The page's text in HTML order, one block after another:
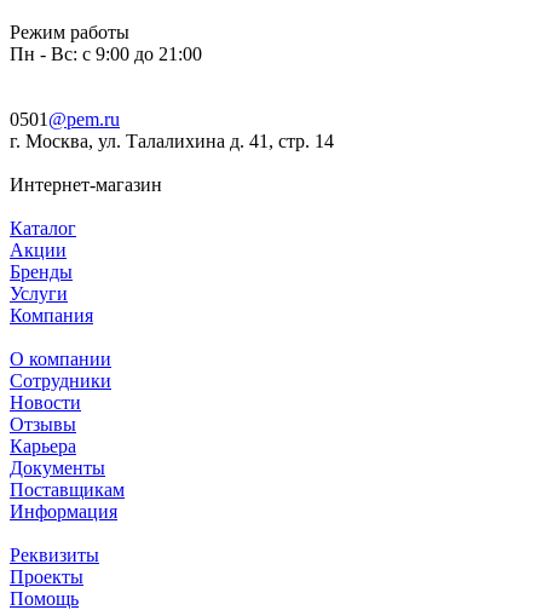
Режим работы
Пн - Вс: с 9:00 до 21:00
0501 @pem.ru
г. Москва, ул. Талалихина д. 41, стр. 14
Интернет-магазин
Каталог
Акции
Бренды
Услуги
Компания
О компании
Сотрудники
Новости
Отзывы
Карьера
Документы
Поставщикам
Информация
Реквизиты
Проекты
Помощь